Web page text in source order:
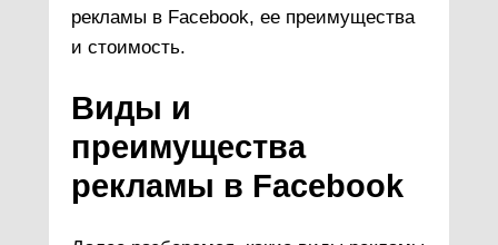
рекламы в Facebook, ее преимущества
и стоимость.
Виды и
преимущества
рекламы в Facebook